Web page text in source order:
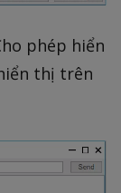
phép hiển
thị trên